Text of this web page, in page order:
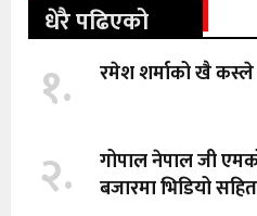
धेरै पढिएको
१. रमेश शर्माको खै कस्ले
२.
गोपाल नेपाल जी
बजारमा भिडियो सहित